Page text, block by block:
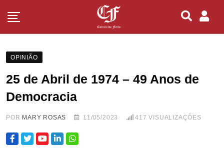
OPINIÃO
25 de Abril de 1974 – 49 Anos de
Democracia
POR MARY ROSAS 11/05/2023 417 VISUALIZAÇÕES